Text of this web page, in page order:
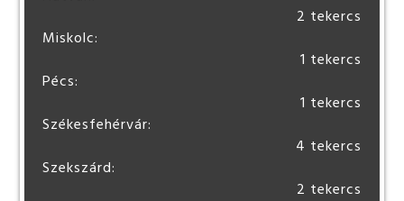
2 tekercs
Miskolc:
1 tekercs
Pécs:
1 tekercs
Székesfehérvár:
4 tekercs
Szekszárd:
2 tekercs